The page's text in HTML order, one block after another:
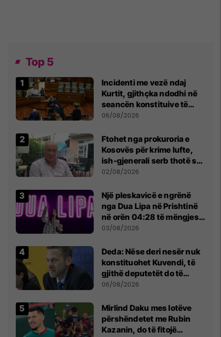
Top 5
Incidenti me vezë ndaj
Kurtit, gjithçka ndodhi në
seancën konstituive të
Kuvendit
06/08/2026
Ftohet nga prokuroria e
Kosovës për krime lufte,
ish-gjenerali serb thotë se
dikush e tradhtoi në
02/08/2026
Një pleskavicë e ngrënë
nga Dua Lipa në Prishtinë
në orën 04:28 të mëngjesit
- dhe bota digjitale serbe
03/08/2026
Deda: Nëse deri nesër nuk
konstituohet Kuvendi, të
gjithë deputetët do të
bëjnë shkelje të rëndë
06/08/2026
Mirlind Daku mes lotëve
përshëndetet me Rubin
Kazanin, do të fitojë